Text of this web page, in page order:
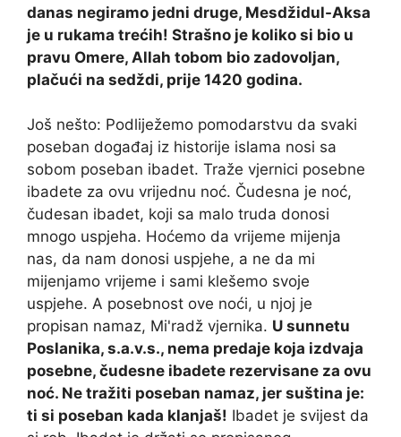
danas negiramo jedni druge, Mesdžidul-Aksa
je u rukama trećih! Strašno je koliko si bio u
pravu Omere, Allah tobom bio zadovoljan,
plačući na sedždi, prije 1420 godina.
Još nešto: Podliježemo pomodarstvu da svaki
poseban događaj iz historije islama nosi sa
sobom poseban ibadet. Traže vjernici posebne
ibadete za ovu vrijednu noć. Čudesna je noć,
čudesan ibadet, koji sa malo truda donosi
mnogo uspjeha. Hoćemo da vrijeme mijenja
nas, da nam donosi uspjehe, a ne da mi
mijenjamo vrijeme i sami klešemo svoje
uspjehe. A posebnost ove noći, u njoj je
propisan namaz, Mi'radž vjernika. U sunnetu
Poslanika, s.a.v.s., nema predaje koja izdvaja
posebne, čudesne ibadete rezervisane za ovu
noć. Ne tražiti poseban namaz, jer suština je:
ti si poseban kada klanjaš! Ibadet je svijest da